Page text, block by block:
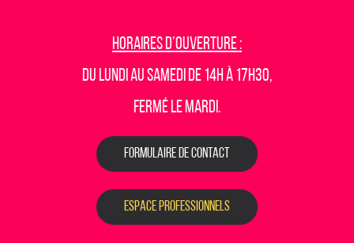
Horaires d’ouverture :
Du lundi au samedi de 14h à 17h30,
fermé le mardi.
FORMULAIRE DE CONTACT
ESPACE PROFESSIONNELS